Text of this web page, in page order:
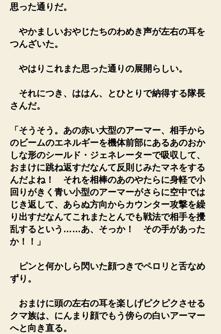
思った通りだ。
やかましいおやじたちのわめき声が左右の耳を
つんざいた。
やはりこれまた思った通りの展開らしい。
それにつき、ははん、とひとりで納得する隊長
さんだ。
「そうそう。あの赤い大型のアーマー、相手から
のビームのエネルギーを機体前部にあるあのおか
しな形のシールド・ジェネレーターで吸収して、
おまけに跳ね返すだなんて反則じみたマネをする
んだよね！ それを相棒のあのやたらに身軽で小
回りがきく青い小型のアーマーがさらに空中では
じき返して、あらぬ方向からカウンター攻撃を繰
り出すだなんてこれまたとんでも戦法で相手を攪
乱するという……あ、そっか！ その手があった
か！！」
ピンと何かしら閃いた顔つきでペロリと舌なめ
ずり。
おまけに頭の左右の耳を楽しげピクピクさせる
クマ族は、にんまり顔でもう傍らの白いアーマー
へと向き直る。